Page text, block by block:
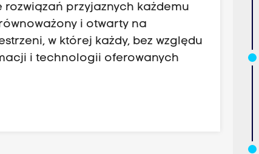
przyjaznych każdemu
i otwarty na
w której każdy, bez względu
i technologii oferowanych